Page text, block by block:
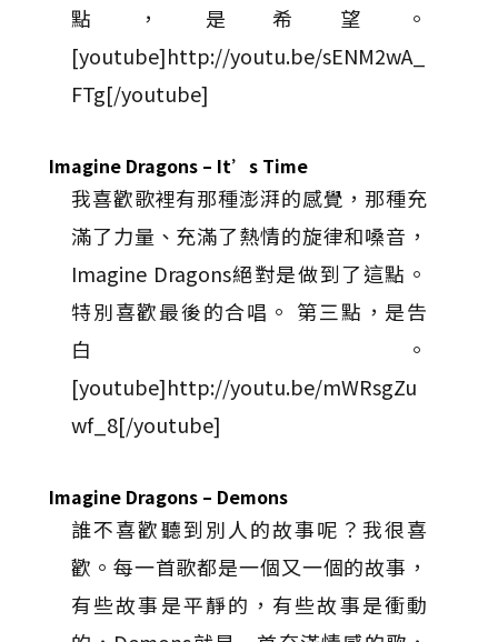
點，是希望。
[youtube]http://youtu.be/sENM2wA_
FTg[/youtube]
Imagine Dragons – It’s Time
我喜歡歌裡有那種澎湃的感覺，那種充
滿了力量、充滿了熱情的旋律和嗓音，
Imagine Dragons絕對是做到了這點。
特別喜歡最後的合唱。 第三點，是告
白。
[youtube]http://youtu.be/mWRsgZu
wf_8[/youtube]
Imagine Dragons – Demons
誰不喜歡聽到別人的故事呢？我很喜
歡。每一首歌都是一個又一個的故事，
有些故事是平靜的，有些故事是衝動